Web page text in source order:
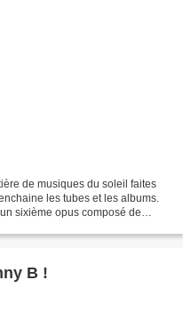
de musiques du soleil faites
les tubes et les albums.
sixième opus composé de
B !